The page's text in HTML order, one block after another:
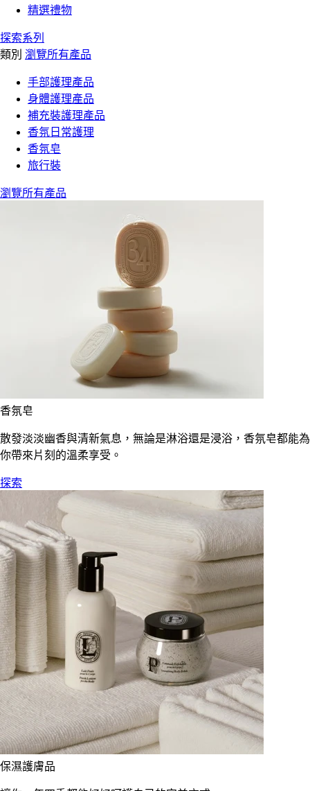
精選禮物
探索系列
類別 瀏覽所有產品
手部護理產品
身體護理產品
補充裝護理產品
香氛日常護理
香氛皂
旅行裝
瀏覽所有產品
香氛皂
散發淡淡幽香與清新氣息，無論是淋浴還是浸浴，香氛皂都能為
你帶來片刻的溫柔享受。
探索
保濕護膚品